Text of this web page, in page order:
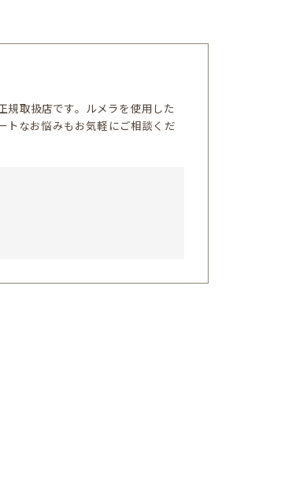
規取扱店です。ルメラを使用した
トなお悩みもお気軽にご相談くだ